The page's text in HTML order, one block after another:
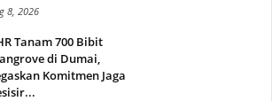
8, 2026
Tanam 700 Bibit
di Dumai,
Komitmen Jaga